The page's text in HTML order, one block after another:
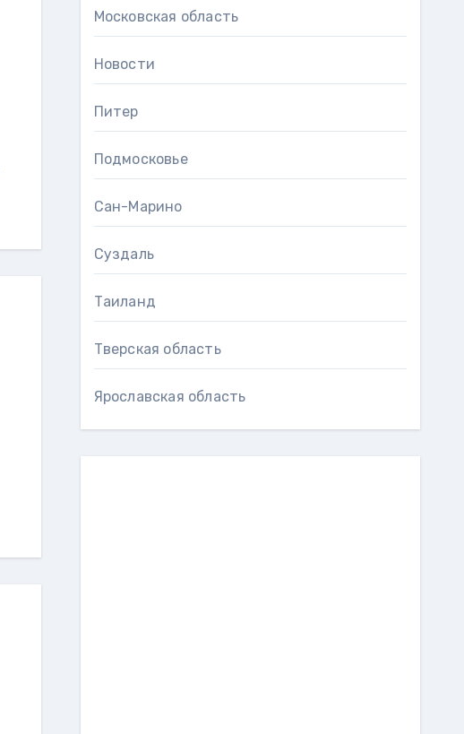
Московская область
Новости
Питер
Подмосковье
Сан-Марино
Суздаль
Таиланд
Тверская область
Ярославская область